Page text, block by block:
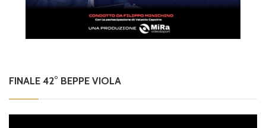
FINALE 42° BEPPE VIOLA